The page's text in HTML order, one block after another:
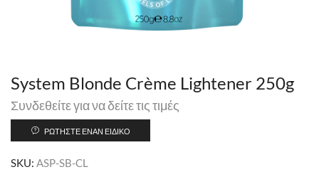
System Blonde Crème Lightener 250g
Συνδεθείτε για να δείτε τις τιμές
ΡΩΤΉΣΤΕ ΈΝΑΝ ΕΙΔΙΚΌ
SKU: ASP-SB-CL